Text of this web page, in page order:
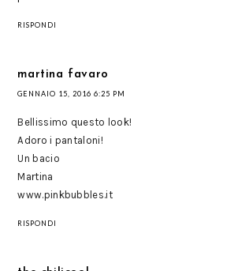
RISPONDI
martina favaro
GENNAIO 15, 2016 6:25 PM
Bellissimo questo look!
Adoro i pantaloni!
Un bacio
Martina
www.pinkbubbles.it
RISPONDI